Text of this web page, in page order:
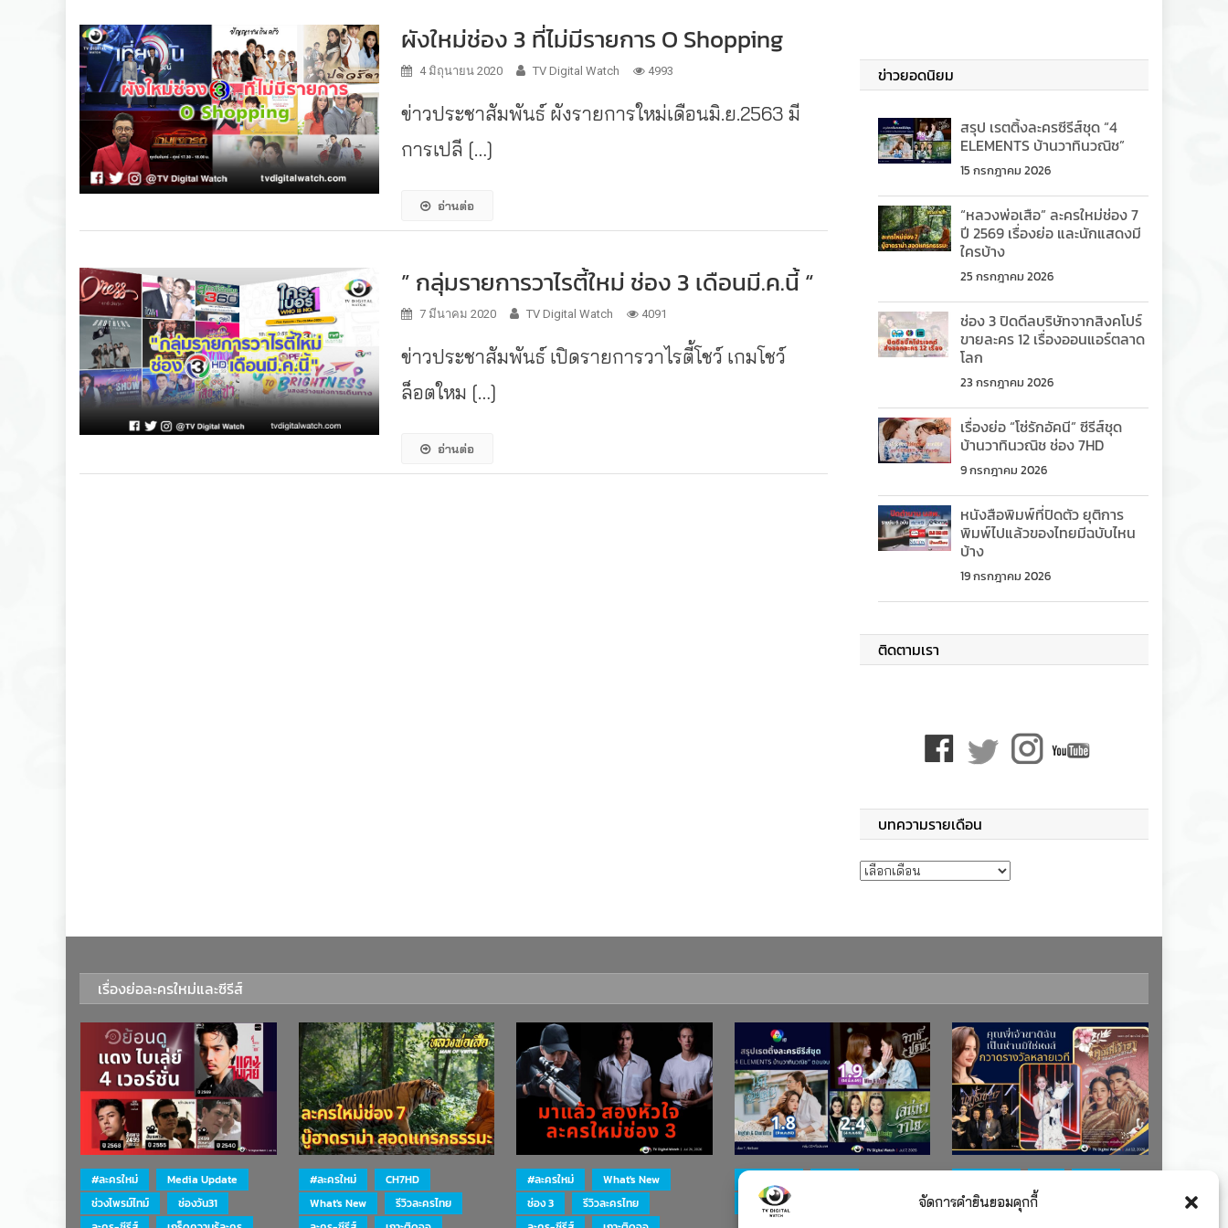
จัดการคำยินยอมคุกกี้
ผังใหม่ช่อง 3 ที่ไม่มีรายการ O Shopping
4 มิถุนายน 2020 TV Digital Watch 4993
ข่าวประชาสัมพันธ์ ผังรายการใหม่เดือนมิ.ย.2563 มี
การเปลี […]
อ่านต่อ
” กลุ่มรายการวาไรตี้ใหม่ ช่อง 3 เดือนมี.ค.นี้ “
7 มีนาคม 2020 TV Digital Watch 4091
ข่าวประชาสัมพันธ์ เปิดรายการวาไรตี้โชว์ เกมโชว์
ล็อตใหม […]
อ่านต่อ
ข่าวยอดนิยม
สรุป เรตติ้งละครซีรีส์ชุด “4
ELEMENTS บ้านวาทินวณิช”
15 กรกฎาคม 2026
“หลวงพ่อเสือ” ละครใหม่ช่อง 7
ปี 2569 เรื่องย่อ และนักแสดงมี
ใครบ้าง
25 กรกฎาคม 2026
ช่อง 3 ปิดดีลบริษัทจากสิงคโปร์
ขายละคร 12 เรื่องออนแอร์ตลาด
โลก
23 กรกฎาคม 2026
เรื่องย่อ “โซ่รักอัคนี” ซีรีส์ชุด
บ้านวาทินวณิช ช่อง 7HD
9 กรกฎาคม 2026
หนังสือพิมพ์ที่ปิดตัว ยุติการ
พิมพ์ไปแล้วของไทยมีฉบับไหน
บ้าง
19 กรกฎาคม 2026
ติดตามเรา
บทความรายเดือน
บทความรายเดือน
เรื่องย่อละครใหม่และซีรีส์
#ละครใหม่
Media Update
ช่วงไพรม์ไทม์
ช่องวัน31
#ละครใหม่
CH7HD
What's New
รีวิวละครไทย
#ละครใหม่
What's New
ช่อง 3
รีวิวละครไทย
ละคร-ซีรีส์
รางวัล
ละคร-ซีรีส์